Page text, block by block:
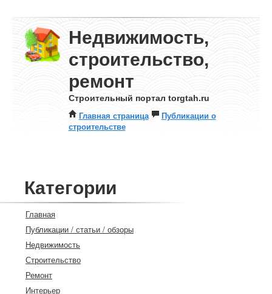
Недвижимость,
строительство,
ремонт
Строительный портал torgtah.ru
Главная страница
Публикации о
строительстве
Категории
Главная
Публикации / статьи / обзоры
Недвижимость
Строительство
Ремонт
Интерьер